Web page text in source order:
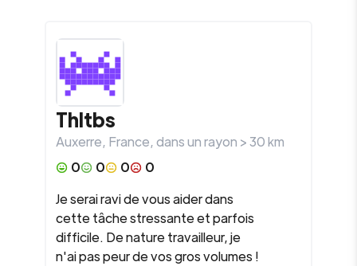
Thltbs
Auxerre, France, dans un rayon >30km
0
0 0
0
Je serai ravi de vous aider dans
cette tâche stressante et parfois
difficile. De nature travailleur, je
n'ai pas peur de vos gros volumes !